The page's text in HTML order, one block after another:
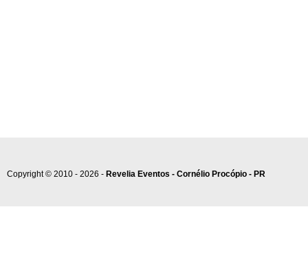
Copyright © 2010 - 2026 - Revelia Eventos - Cornélio Procópio - PR